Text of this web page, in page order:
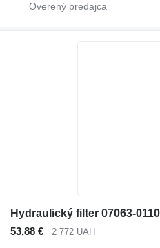
Hydraulický filter 07063-
53,88 €
2 772 UAH